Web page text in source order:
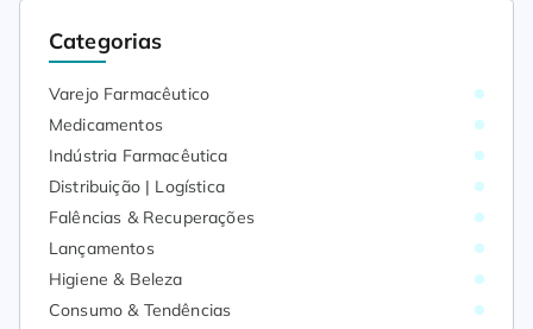
Categorias
Varejo Farmacêutico
Medicamentos
Indústria Farmacêutica
Distribuição | Logística
Falências & Recuperações
Lançamentos
Higiene & Beleza
Consumo & Tendências